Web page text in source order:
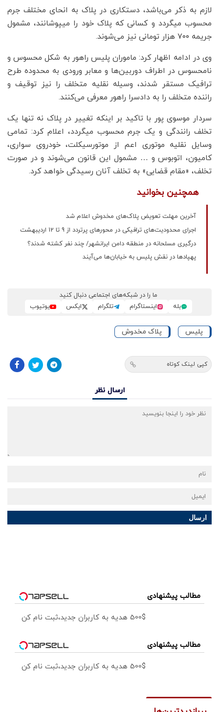
لازم به ذکر می‌باشد، دستکاری در پلاک به انحای مختلف جرم
محسوب میگردد و کسانی که پلاک خود را میپوشانند، مشمول
جریمه ۷۰۰ هزار تومانی نیز می‌شوند.
وی در ادامه اظهار کرد: ماموران پلیس راهور به شکل محسوس و
نامحسوس در اطراف دوربین‌ها و معابر ورودی به محدوده طرح
ترافیک مستقر شدند، وسیله نقلیه متخلف را نیز توقیف و
راننده متخلف را به دادسرا راهور معرفی می‌کنند.
سردار موسوی پور با تاکید بر اینکه تغییر در پلاک نه تنها یک
تخلف رانندگی و یک جرم محسوب میگردد، اعلام کرد: تمامی
وسایل نقلیه موتوری اعم از موتورسیکلت، خودروی سواری،
کامیون، اتوبوس و … مشمول این قانون می‌شوند و در صورت
تخلف، «مقام قضایی» به تخلف آنان رسیدگی خواهد کرد.
همچنین بخوانید
آخرین مهلت تعویض پلاک‌های مخدوش اعلام شد
اجرای محدودیت‌های ترافیکی در محورهای پرتردد از 9 تا 12 اردیبهشت
درگیری مسلحانه در منطقه دامن ایرانشهر/ چند نفر کشته شدند؟
پهپادها در نقش پلیس به خیابان‌ها می‌آیند
ما را در شبکه‌های اجتماعی دنبال کنید
بله
اینستاگرام تلگرام ایکس یوتیوب
پلیس پلاک مخدوش
کپی لینک کوتاه
ارسال نظر
ارسال
مطالب پیشنهادی
500$ هدیه به کاربران جدید،ثبت نام کن
مطالب پیشنهادی
500$ هدیه به کاربران جدید،ثبت نام کن